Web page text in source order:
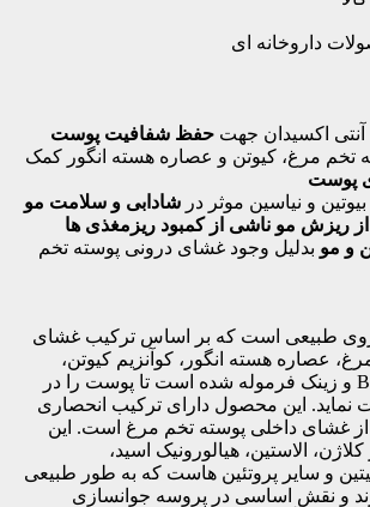
داروخانه ای
آنتی اکسیدان جهت حفظ شفافیت پوست
تخم مرغ، کیوتن و عصاره هسته انگور کمک
پوست
و نیاسین موثر در شادابی و سلامت مو
ریزش مو ناشی از کمبود ریزمغذی ها
و مو بدلیل وجود غشای درونی پوسته تخم
طبیعی است که بر اساس ترکیب غشای
عصاره هسته انگور، کوآنزیم کیوتن،
ویتامین های گروه B و زینک فرموله شده است تا پوست را در
نماید. این محصول دارای ترکیب انحصاری
غشای داخلی پوسته تخم مرغ است. این
الاستین، هیالورونیک اسید،
و سایر پروتئین هاست که به طور طبیعی
و نقش اساسی در پروسه جوانسازی